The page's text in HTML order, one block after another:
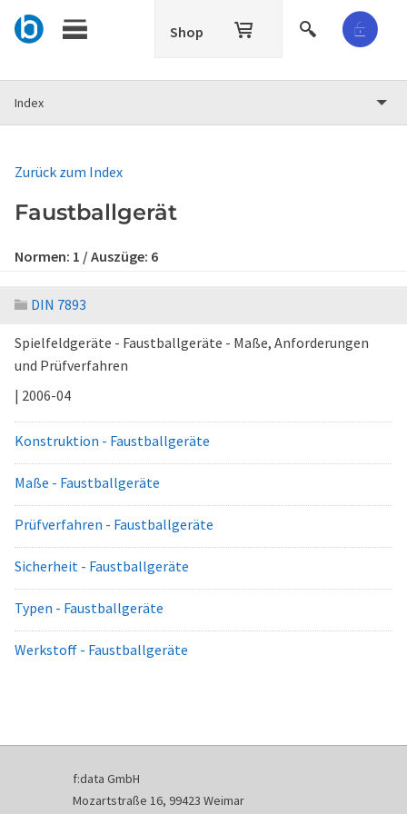
Shop
Index
Zurück zum Index
Faustballgerät
Normen: 1 / Auszüge: 6
DIN 7893
Spielfeldgeräte - Faustballgeräte - Maße, Anforderungen
und Prüfverfahren
| 2006-04
Konstruktion - Faustballgeräte
Maße - Faustballgeräte
Prüfverfahren - Faustballgeräte
Sicherheit - Faustballgeräte
Typen - Faustballgeräte
Werkstoff - Faustballgeräte
f:data GmbH
Mozartstraße 16, 99423 Weimar